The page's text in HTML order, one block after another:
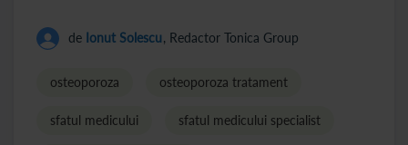
de Ionut Solescu, Redactor Tonica Group
osteoporoza osteoporoza tratament
sfatul medicului sfatul medicului specialist